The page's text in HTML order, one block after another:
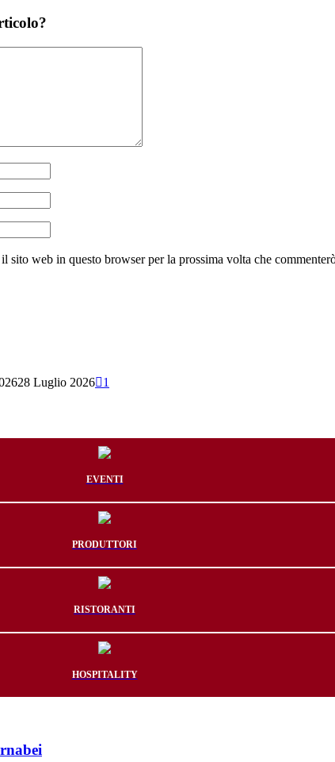
sito web in questo browser per la prossima volta che
28 Luglio 2026 1
EVENTI
PRODUTTORI
RISTORANTI
HOSPITALITY